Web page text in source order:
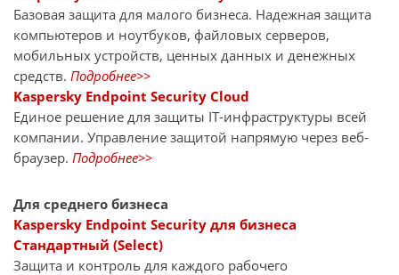
Базовая защита для малого бизнеса. Надежная защита
компьютеров и ноутбуков, файловых серверов,
мобильных устройств, ценных данных и денежных
средств. Подробнее>>
Kaspersky Endpoint Security Cloud
Единое решение для защиты IT-инфраструктуры всей
компании. Управление защитой напрямую через веб-
браузер. Подробнее>>
Для среднего бизнеса
Kaspersky Endpoint Security для бизнеса
Стандартный (Select)
Защита и контроль для каждого рабочего